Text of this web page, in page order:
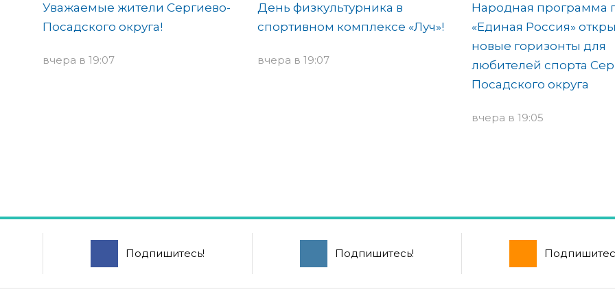
Уважаемые жители Сергиево-
Посадского округа!
вчера в 19:07
День физкультурника в
спортивном комплексе «Луч»!
вчера в 19:07
Народная программа
«Единая Россия»
новые горизонты для
любителей спорта
Посадского округа
вчера в 19:05
Подпишитесь! Подпишитесь!